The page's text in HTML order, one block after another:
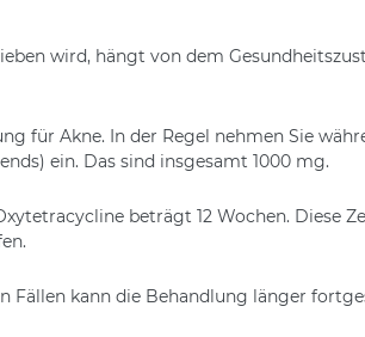
wird, hängt von dem
für Akne. In der Regel nehmen Sie
ein. Das sind insgesamt 1000 mg.
beträgt 12 Wochen. Diese
Fällen kann die Behandlung länger